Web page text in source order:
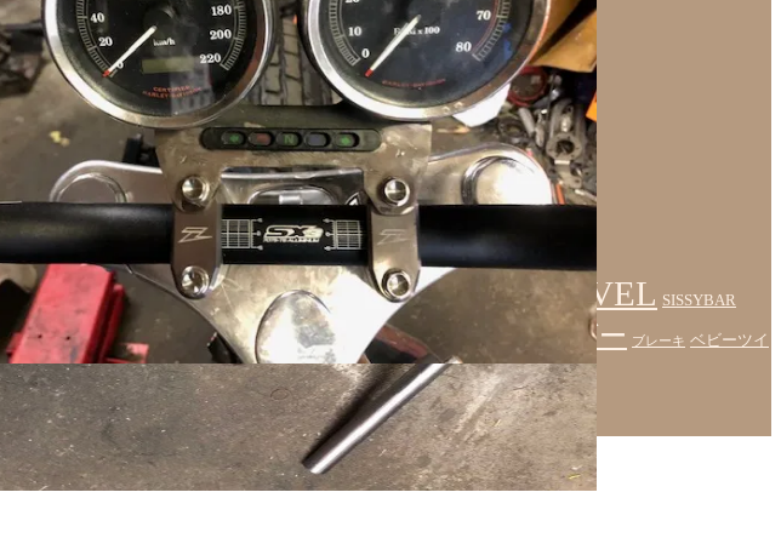
MX paint pinstripe PIPESProjectMD ROAD HOPPER SHOVEL SISSYBAR
ク ナンバーステー ハンドルハードテイル フェンダー ブレーキ ベビーツイ
CNX41